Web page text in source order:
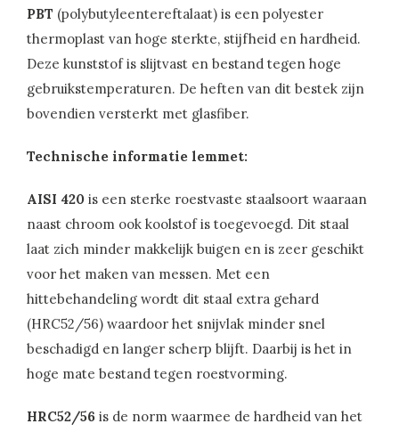
PBT (polybutyleentereftalaat) is een polyester
thermoplast van hoge sterkte, stijfheid en hardheid.
Deze kunststof is slijtvast en bestand tegen hoge
gebruikstemperaturen. De heften van dit bestek zijn
bovendien versterkt met glasfiber.
Technische informatie lemmet:
AISI 420 is een sterke roestvaste staalsoort waaraan
naast chroom ook koolstof is toegevoegd. Dit staal
laat zich minder makkelijk buigen en is zeer geschikt
voor het maken van messen. Met een
hittebehandeling wordt dit staal extra gehard
(HRC52/56) waardoor het snijvlak minder snel
beschadigd en langer scherp blijft. Daarbij is het in
hoge mate bestand tegen roestvorming.
HRC52/56 is de norm waarmee de hardheid van het